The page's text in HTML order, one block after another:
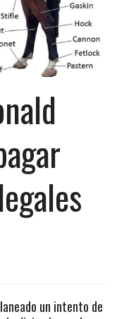
un intento de